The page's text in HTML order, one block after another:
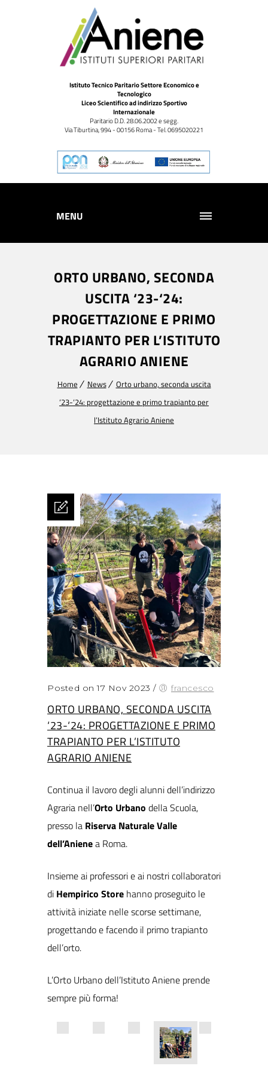
Istituto Tecnico Paritario Settore Economico e
Tecnologico
Liceo Scientifico ad indirizzo Sportivo
Internazionale
Paritario D.D. 28.06.2002 e segg.
Via Tiburtina, 994 - 00156 Roma - Tel. 0695020221
MENU
ORTO URBANO, SECONDA
USCITA ‘23-‘24:
PROGETTAZIONE E PRIMO
TRAPIANTO PER L’ISTITUTO
AGRARIO ANIENE
Home News
Orto urbano, seconda uscita
‘23-‘24: progettazione e primo trapianto per
l’Istituto Agrario Aniene
Posted on 17 Nov 2023 / francesco
ORTO URBANO, SECONDA USCITA
‘23-‘24: PROGETTAZIONE E PRIMO
TRAPIANTO PER L’ISTITUTO
AGRARIO ANIENE
Continua il lavoro degli alunni dell’indirizzo
Agraria nell’Orto Urbano della Scuola,
presso la Riserva Naturale Valle
dell’Anienea Roma.
Insieme ai professori e ai nostri collaboratori
di Hempirico Store hanno proseguito le
attività iniziate nelle scorse settimane,
progettando e facendo il primo trapianto
dell’orto.
L’Orto Urbano dell’Istituto Aniene prende
sempre più forma!